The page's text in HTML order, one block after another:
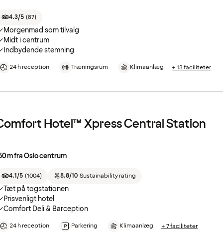
4.3/5 (87)
Morgenmad som tilvalg
Midt i centrum
Indbydende stemning
24 h reception Træningsrum Klimaanlæg + 13 faciliteter
Hotel™ Xpress Central Station
m fra Oslo centrum
4.1/5 (1004) 8.8/10 Sustainability rating
Tæt på togstationen
Prisvenligt hotel
Comfort Deli & Barception
24 h reception Parkering Klimaanlæg + 7 faciliteter